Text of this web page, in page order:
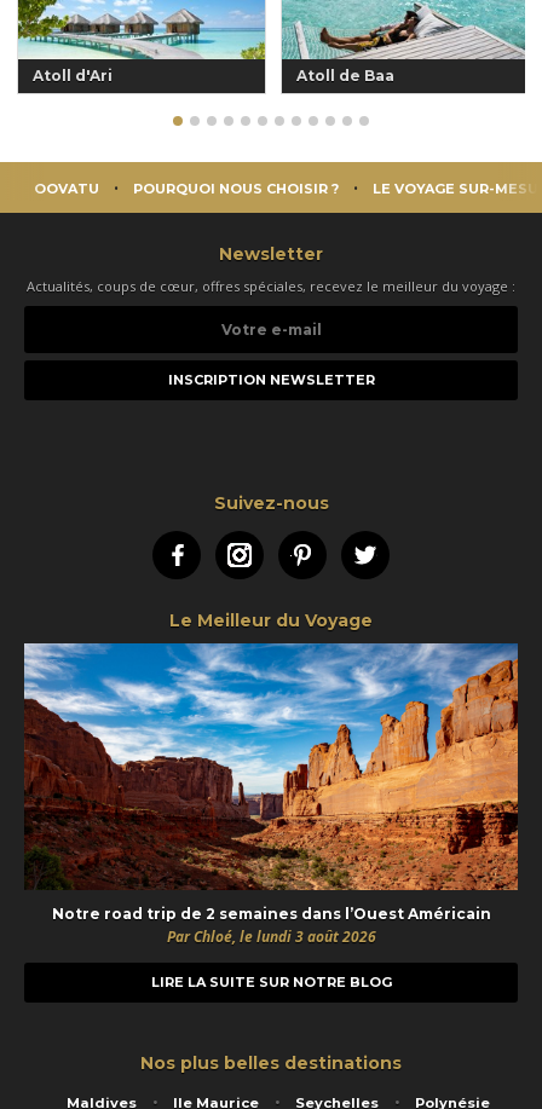
Atoll d'Ari Atoll de Baa
OOVATU POURQUOI NOUS CHOISIR ? LE VOYAGE SUR-
Newsletter
Actualités, coups de cœur, offres spéciales, recevez le meilleur du voyage :
e-
Suivez-nous
FacebookInstagramPinterestTwitter
Le Meilleur du Voyage
Notre road trip de 2 semaines dans l’Ouest Américain
Par Chloé, le lundi 3 août 2026
LIRE LA SUITE SUR NOTRE BLOG
Nos plus belles destinations
Maldives Ile Maurice Seychelles Polynésie